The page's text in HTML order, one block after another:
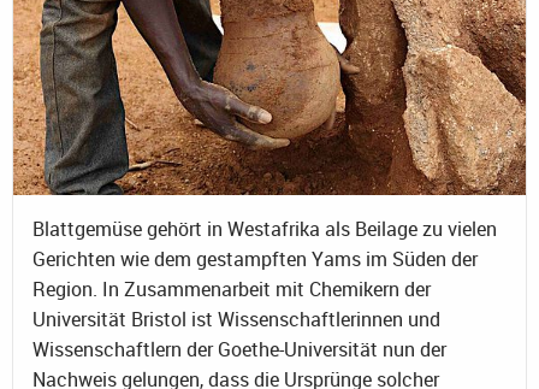
Blattgemüse gehört in Westafrika als Beilage zu vielen
Gerichten wie dem gestampften Yams im Süden der
Region. In Zusammenarbeit mit Chemikern der
Universität Bristol ist Wissenschaftlerinnen und
Wissenschaftlern der Goethe-Universität nun der
Nachweis gelungen, dass die Ursprünge solcher